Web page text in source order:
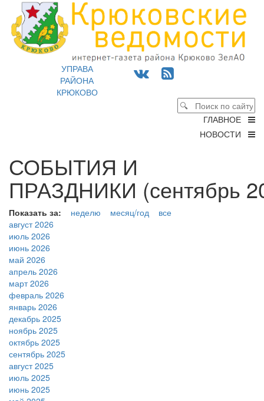
УПРАВА
РАЙОНА
КРЮКОВО
ГЛАВНОЕ
НОВОСТИ
СОБЫТИЯ И
ПРАЗДНИКИ (сентябрь
Показать за: неделю месяц/год
все
август 2026
июль 2026
июнь 2026
май 2026
апрель 2026
март 2026
февраль 2026
январь 2026
декабрь 2025
ноябрь 2025
октябрь 2025
сентябрь 2025
август 2025
июль 2025
июнь 2025